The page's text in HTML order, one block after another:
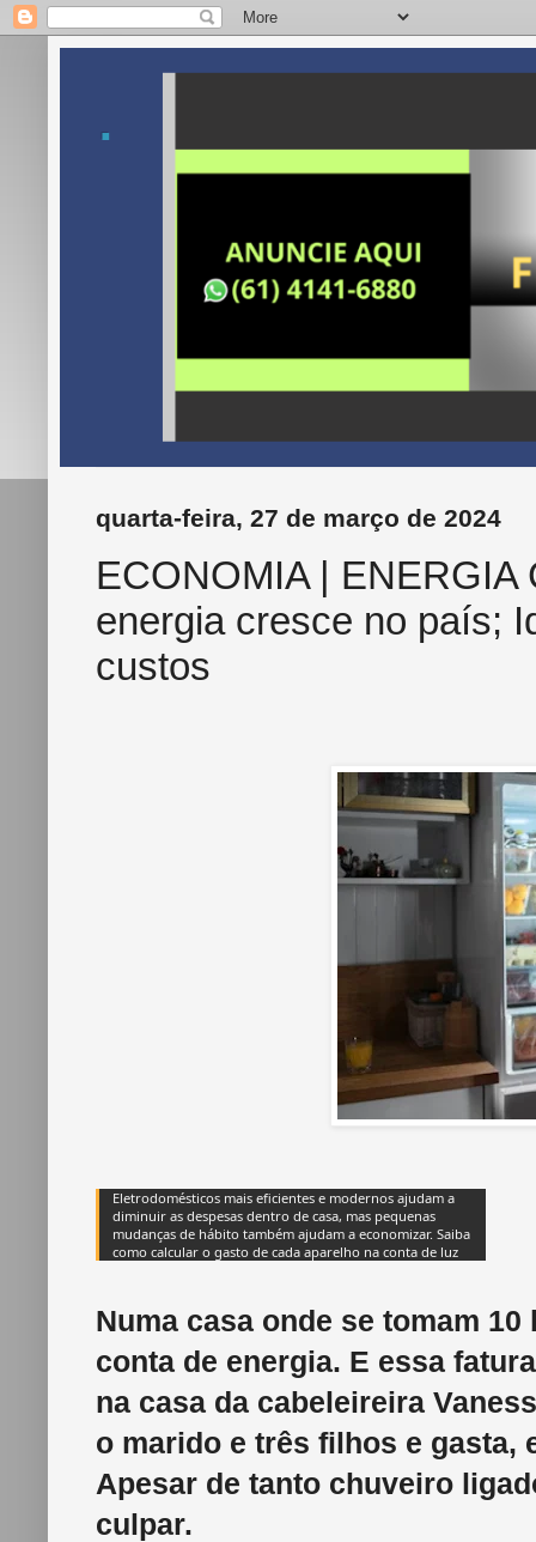
.
quarta-feira, 27 de março de 2024
ECONOMIA | ENERGIA
energia cresce no país;
custos
Eletrodomésticos mais eficientes e modernos ajudam a
diminuir as despesas dentro de casa, mas pequenas
mudanças de hábito também ajudam a economizar. Saiba
como calcular o gasto de cada aparelho na conta de luz
Numa casa onde se tomam
conta de energia. E essa
na casa da cabeleireira
o marido e três filhos e gasta,
Apesar de tanto chuveiro
culpar.